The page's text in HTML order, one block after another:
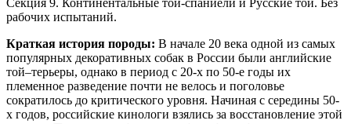
рабочих испытаний.
Краткая история породы: В начале 20 века одной из самых
популярных декоративных собак в России были английские
той–терьеры, однако в период с 20-х по 50-е годы их
племенное разведение почти не велось и поголовье
сократилось до критического уровня. Начиная с середины 50-
х годов, российские кинологи взялись за восстановление этой